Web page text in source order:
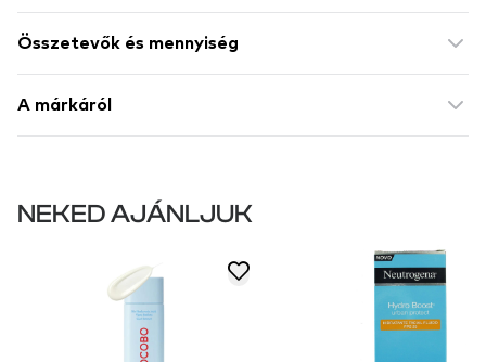
Összetevők és mennyiség
A márkáról
NEKED AJÁNLJUK